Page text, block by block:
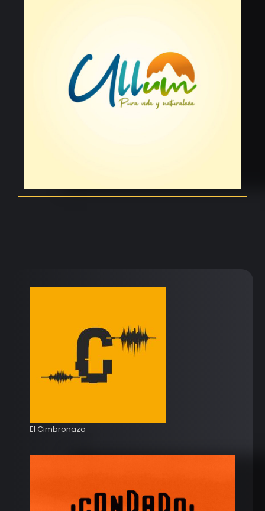
El Cimbronazo